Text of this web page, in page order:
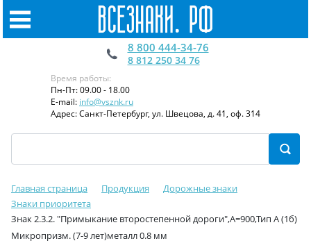
8 800 444-34-76
8 812 250 34 76
Время работы:
Пн-Пт: 09.00 - 18.00
E-mail: info@vsznk.ru
Адрес: Санкт-Петербург, ул. Швецова, д. 41, оф. 314
Главная страница Продукция
Дорожные знаки
Знаки приоритета
Знак 2.3.2. "Примыкание второстепенной дороги",А=900,Тип А (1б)
Микропризм. (7-9 лет)металл 0.8 мм